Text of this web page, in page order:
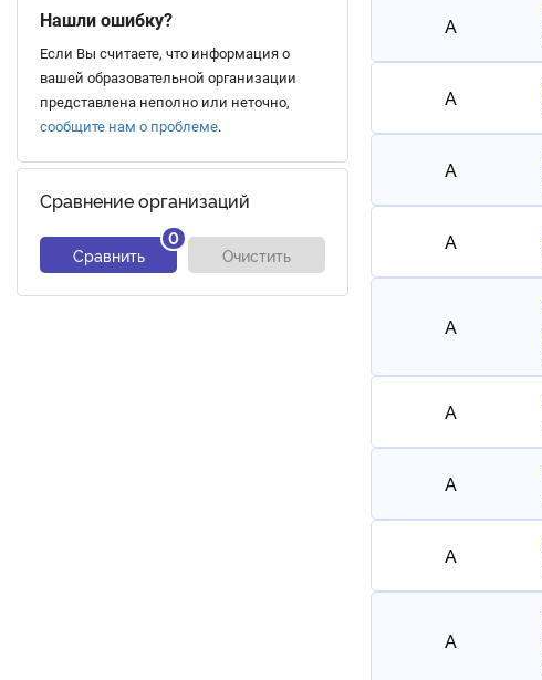
Нашли ошибку?
Если Вы считаете, что информация о
вашей образовательной организации
представлена неполно или неточно,
сообщите нам о проблеме.
Сравнение организаций
Сравнить
0
Очистить
A
A
A
A
A
A
A
A
A